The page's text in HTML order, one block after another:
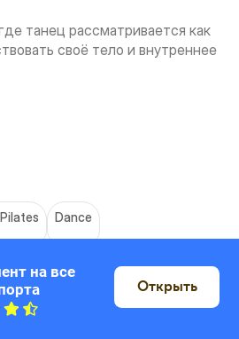
танец рассматривается как
своё тело и внутреннее
Dance
On the map
на все
Открыть